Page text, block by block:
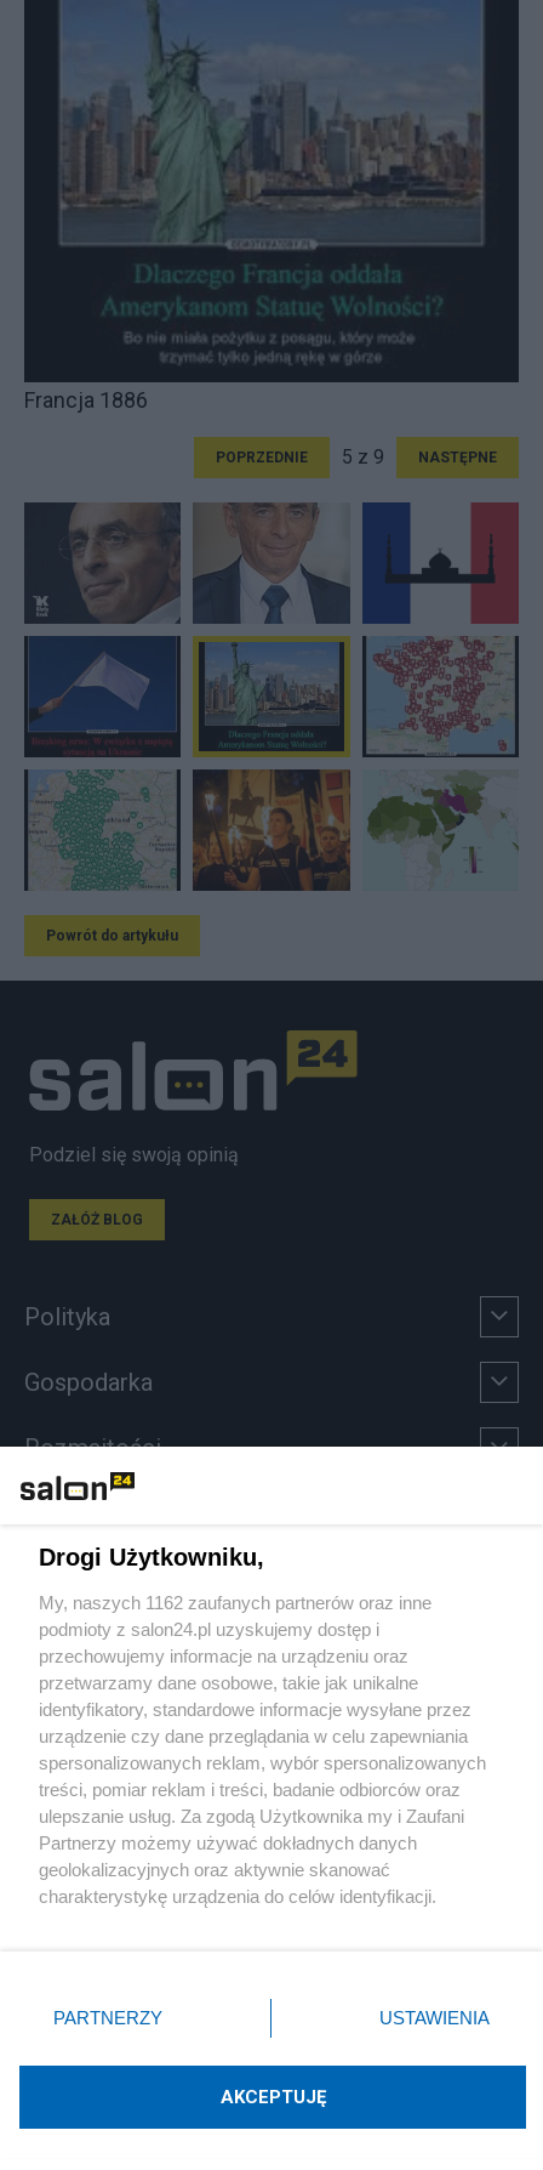
Francja 1886
POPRZEDNIE 5 z 9 NASTĘPNE
Powrót do artykułu
Podziel się swoją opinią
ZAŁÓŻ BLOG
Polityka
Gospodarka
Rozmaitości
Sport
Społeczeństwo
Kultura
X Facebook Instagram Youtube
Technologię dostarcza:W3media.pl
Drogi Użytkowniku,
My, naszych 1162 zaufanych partnerów oraz inne
podmioty z salon24.pl uzyskujemy dostęp i
przechowujemy informacje na urządzeniu oraz
przetwarzamy dane osobowe, takie jak unikalne
identyfikatory, standardowe informacje wysyłane przez
urządzenie czy dane przeglądania w celu zapewniania
spersonalizowanych reklam, wybór spersonalizowanych
treści, pomiar reklam i treści, badanie odbiorców oraz
ulepszanie usług. Za zgodą Użytkownika my i Zaufani
Partnerzy możemy używać dokładnych danych
geolokalizacyjnych oraz aktywnie skanować
charakterystykę urządzenia do celów identyfikacji.
zmienić/wycofać klikając przycisk ustawień prywatności
znajdujący się w lewym dolnym rogu strony
rodzaje przetwarzania danych nie wymagają zgody
użytkownika, ale masz prawo sprzeciwić się takiemu
PARTNERZY USTAWIENIA
AKCEPTUJĘ